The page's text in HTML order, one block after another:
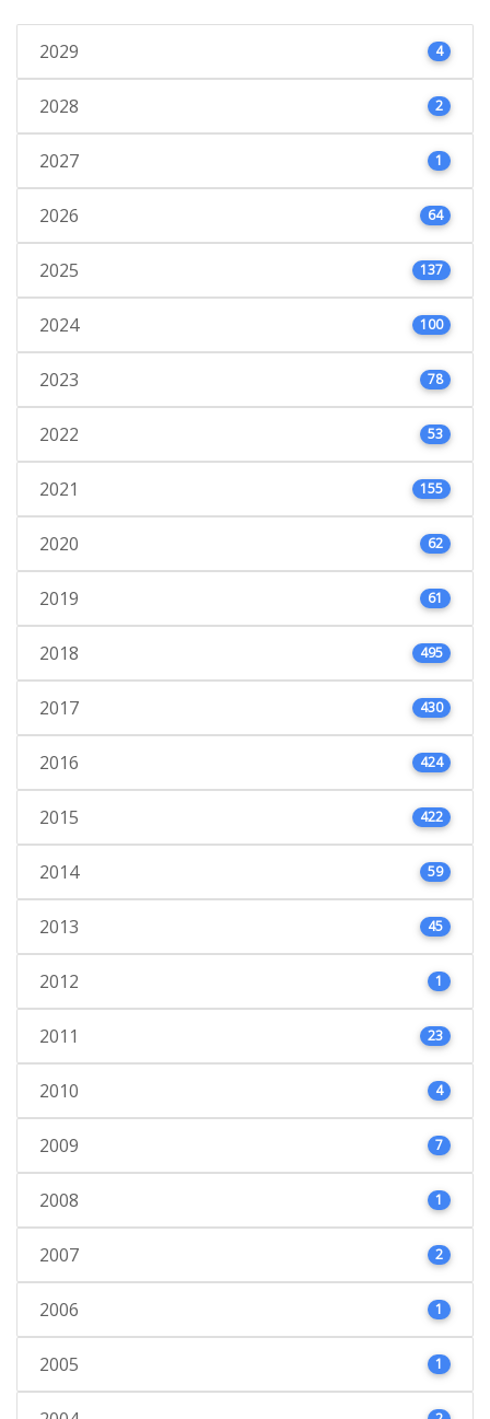
2029 4
2028 2
2027 1
2026 64
2025 137
2024 100
2023 78
2022 53
2021 155
2020 62
2019 61
2018 495
2017 430
2016 424
2015 422
2014 59
2013 45
2012 1
2011 23
2010 4
2009 7
2008 1
2007 2
2006 1
2005 1